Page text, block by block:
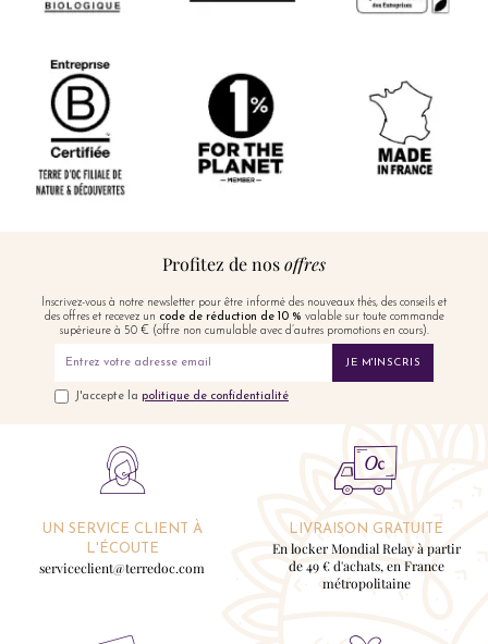
Profitez de nosoffres
Inscrivez-vous à notre newsletter pour être informé des nouveaux thés, des conseils et
des offres et recevez un code de réduction de 10 % valable sur toute commande
supérieure à 50 € (offre non cumulable avec d’autres promotions en cours).
JE M'INSCRIS
J'accepte la politique de confidentialité
UN SERVICE CLIENT À
L'ÉCOUTE
serviceclient@terredoc.com
LIVRAISON GRATUITE
En locker Mondial Relay à partir
de 49 € d'achats, en France
métropolitaine